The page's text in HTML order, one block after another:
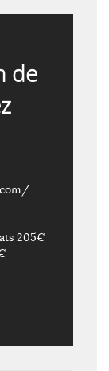
de
205€